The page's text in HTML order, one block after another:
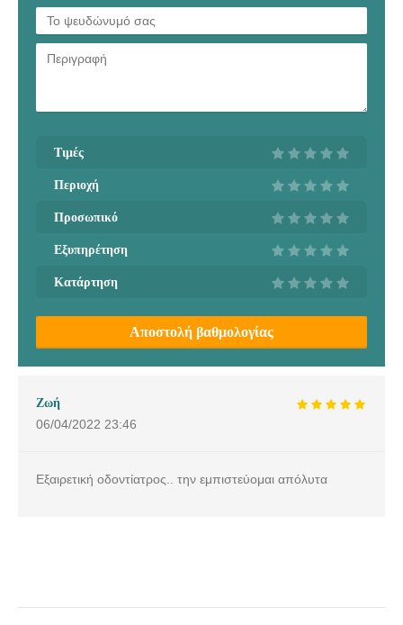
Τιμές
Περιοχή
Προσωπικό
Εξυπηρέτηση
Κατάρτηση
Αποστολή βαθμολογίας
Ζωή
06/04/2022 23:46
Εξαιρετική οδοντίατρος.. την εμπιστεύομαι απόλυτα